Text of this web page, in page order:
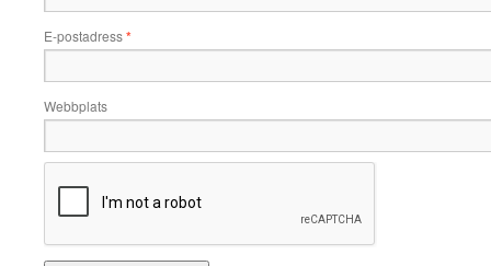
E-postadress*
Webbplats